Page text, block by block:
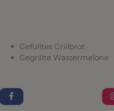
Gefülltes Grillbrot
Gegrillte Wassermelone